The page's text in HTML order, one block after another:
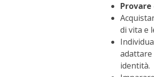
Provare
di vita e
adattare
identità.